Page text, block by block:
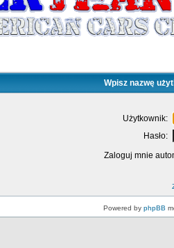
Wpisz nazwę
Użytkownik:
Hasło:
Zaloguj mnie
Powered by phpBB